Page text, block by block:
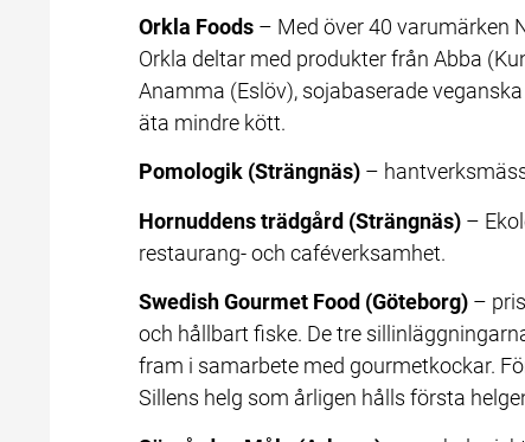
Orkla Foods – Med över 40 varumärken
Orkla deltar med produkter från Abba
Anamma (Eslöv), sojabaserade
äta mindre kött.
Pomologik (Strängnäs) –
Hornuddens trädgård (Strängnäs) –
restaurang- och caféverksamhet.
Swedish Gourmet Food (Göteborg) –
och hållbart fiske. De tre
fram i samarbete med gourmetkockar.
Sillens helg som årligen hålls första